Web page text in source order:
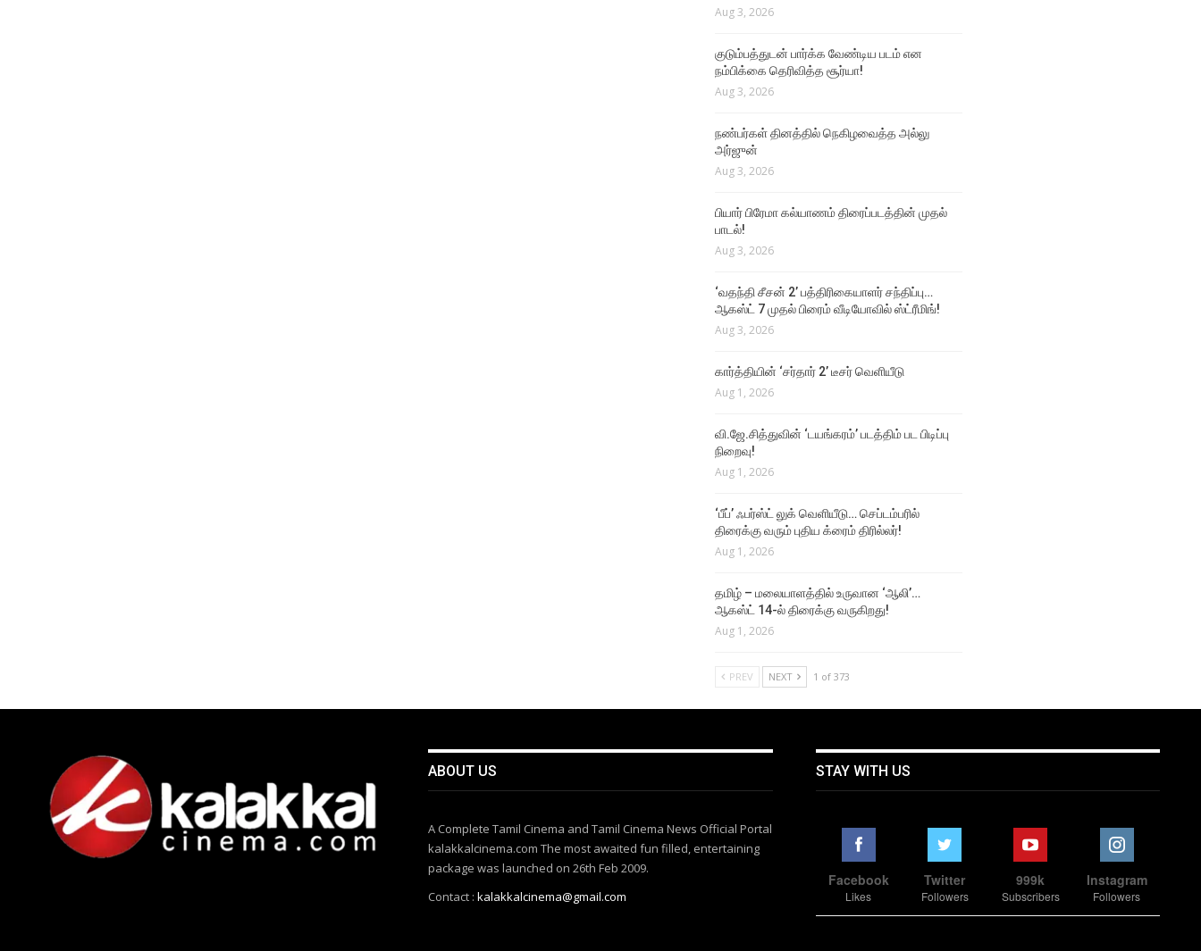
Aug 3, 2026
குடும்பத்துடன் பார்க்க வேண்டிய படம் என
நம்பிக்கை தெரிவித்த சூர்யா!
Aug 3, 2026
நண்பர்கள் தினத்தில் நெகிழவைத்த அல்லு
அர்ஜுன்
Aug 3, 2026
பியார் பிரேமா கல்யாணம் திரைப்படத்தின் முதல்
பாடல்!
Aug 3, 2026
‘வதந்தி சீசன் 2’ பத்திரிகையாளர் சந்திப்பு…
ஆகஸ்ட் 7 முதல் பிரைம் வீடியோவில் ஸ்ட்ரீமிங்!
Aug 3, 2026
கார்த்தியின் ‘சர்தார் 2’ டீசர் வெளியீடு
Aug 1, 2026
வி.ஜே.சித்துவின் ‘டயங்கரம்’ படத்திம் பட பிடிப்பு
நிறைவு!
Aug 1, 2026
‘பீப்’ ஃபர்ஸ்ட் லுக் வெளியீடு… செப்டம்பரில்
திரைக்கு வரும் புதிய க்ரைம் திரில்லர்!
Aug 1, 2026
தமிழ் – மலையாளத்தில் உருவான ‘ஆலி’…
ஆகஸ்ட் 14-ல் திரைக்கு வருகிறது!
Aug 1, 2026
PREV NEXT 1 of 373
ABOUT US
A Complete Tamil Cinema and Tamil Cinema News Official Portal
kalakkalcinema.com The most awaited fun filled, entertaining
package was launched on 26th Feb 2009.
Contact :kalakkalcinema@gmail.com
STAY WITH US
Facebook
Likes
Twitter
Followers
999k
Subscribers
Instagram
Followers